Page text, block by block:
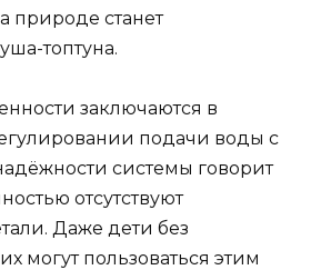
природе станет
топтуна.
заключаются в
подачи воды с
системы говорит
отсутствуют
Даже дети без
могут пользоваться этим